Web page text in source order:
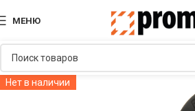
МЕНЮ
Нет в наличии